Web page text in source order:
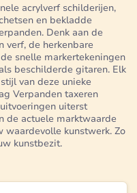
acrylverf schilderijen,
en bekladde
Denk aan de
verf, de herkenbare
snelle markertekeningen
beschilderde gitaren. Elk
van deze unieke
Verpanden taxeren
uiterst
de actuele marktwaarde
waardevolle kunstwerk. Zo
kunstbezit.